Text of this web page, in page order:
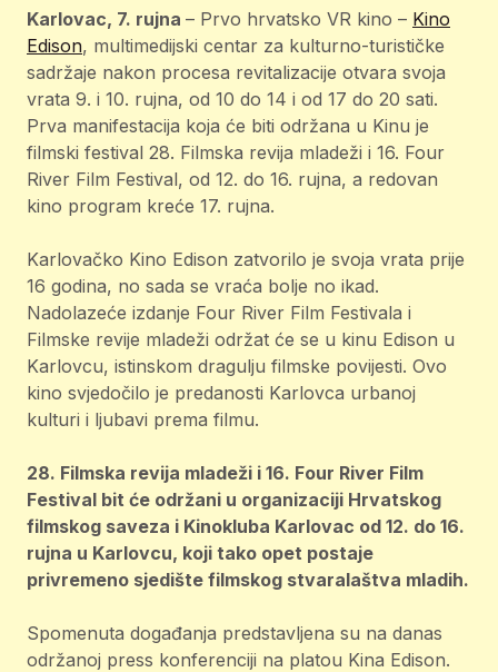
Karlovac, 7. rujna – Prvo hrvatsko VR kino – Kino
Edison, multimedijski centar za kulturno-turističke
sadržaje nakon procesa revitalizacije otvara svoja
vrata 9. i 10. rujna, od 10 do 14 i od 17 do 20 sati.
Prva manifestacija koja će biti održana u Kinu je
filmski festival 28. Filmska revija mladeži i 16. Four
River Film Festival, od 12. do 16. rujna, a redovan
kino program kreće 17. rujna.
Karlovačko Kino Edison zatvorilo je svoja vrata prije
16 godina, no sada se vraća bolje no ikad.
Nadolazeće izdanje Four River Film Festivala i
Filmske revije mladeži održat će se u kinu Edison u
Karlovcu, istinskom dragulju filmske povijesti. Ovo
kino svjedočilo je predanosti Karlovca urbanoj
kulturi i ljubavi prema filmu.
28. Filmska revija mladeži i 16. Four River Film
Festival bit će održani u organizaciji Hrvatskog
filmskog saveza i Kinokluba Karlovac od 12. do 16.
rujna u Karlovcu, koji tako opet postaje
privremeno sjedište filmskog stvaralaštva mladih.
Spomenuta događanja predstavljena su na danas
održanoj press konferenciji na platou Kina Edison.